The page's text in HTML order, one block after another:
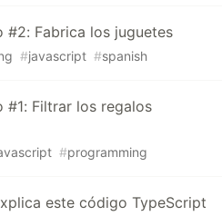
#2: Fabrica los juguetes
#javascript #spanish
#1: Filtrar los regalos
#programming
este código TypeScript